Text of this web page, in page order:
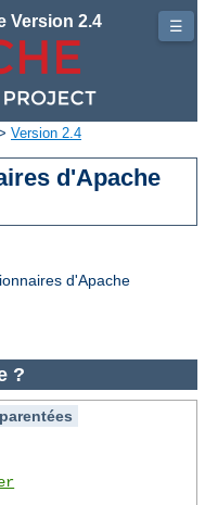
Version 2.4
Version 2.4
d'Apache
d'Apache
?
☰